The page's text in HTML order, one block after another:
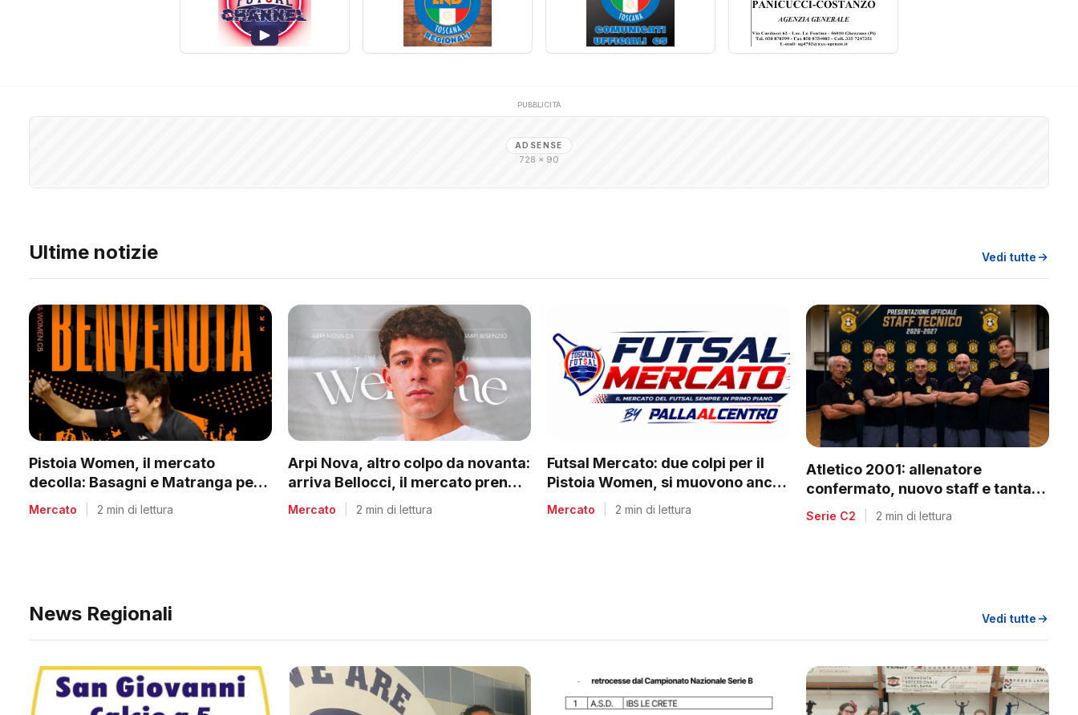
PUBBLICITÀ
ADSENSE
728 × 90
Ultime notizie Vedi tutte
Pistoia Women, il mercato
decolla: Basagni e Matranga per il
nuovo corso di Nico Lami
Mercato 2 min di lettura
Arpi Nova, altro colpo da novanta:
arriva Bellocci, il mercato prende
quota
Mercato 2 min di lettura
Futsal Mercato: due colpi per il
Pistoia Women, si muovono anche
tanti club del regionale
Mercato 2 min di lettura
Atletico 2001: allenatore
confermato, nuovo staff e tanta
voglia di riscatto dopo la
retrocessione
Serie C2 2 min di lettura
News Regionali Vedi tutte